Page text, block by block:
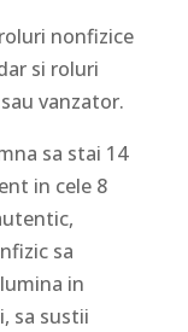
nonfizice
si roluri
vanzator.
sa stai 14
in cele 8
sa
in
sa sustii